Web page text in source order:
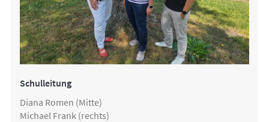
Schulleitung
Diana Romen (Mitte)
Michael Frank (rechts)